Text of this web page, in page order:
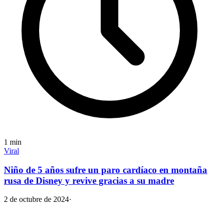
1 min
Viral
Niño de 5 años sufre un paro cardíaco en montaña
rusa de Disney y revive gracias a su madre
2 de octubre de 2024·